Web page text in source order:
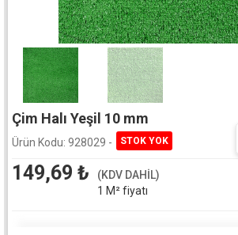
Çim Halı Yeşil 10 mm
Ürün Kodu: 928029 -
149,69 ₺
(KDV DAHİL)
1 M² fiyatı